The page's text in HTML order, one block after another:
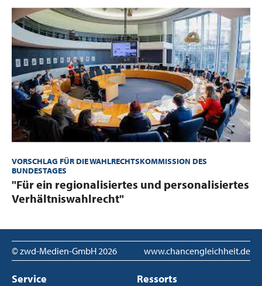
VORSCHLAG FÜR DIE WAHLRECHTSKOMMISSION DES
BUNDESTAGES
:"Für ein regionalisiertes und personalisiertes
Verhältniswahlrecht"
© zwd-Medien-GmbH 2026 www.chancengleichheit.de
Service Ressorts